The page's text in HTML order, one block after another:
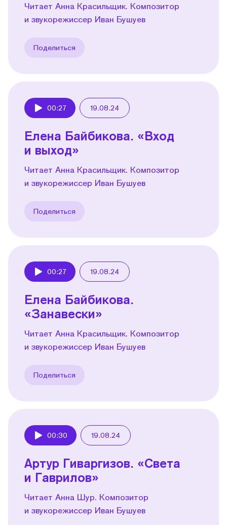
Читает Анна Красильщик. Композитор
и звукорежиссер Иван Бушуев
Поделиться
00:27 19.08.24
Елена Байбикова. «Вход
и выход»
Читает Анна Красильщик. Композитор
и звукорежиссер Иван Бушуев
Поделиться
00:27 19.08.24
Елена Байбикова.
«Занавески»
Читает Анна Красильщик. Композитор
и звукорежиссер Иван Бушуев
Поделиться
00:30 19.08.24
Артур Гиваргизов. «Света
и Гаврилов»
Читает Анна Шур. Композитор
и звукорежиссер Иван Бушуев